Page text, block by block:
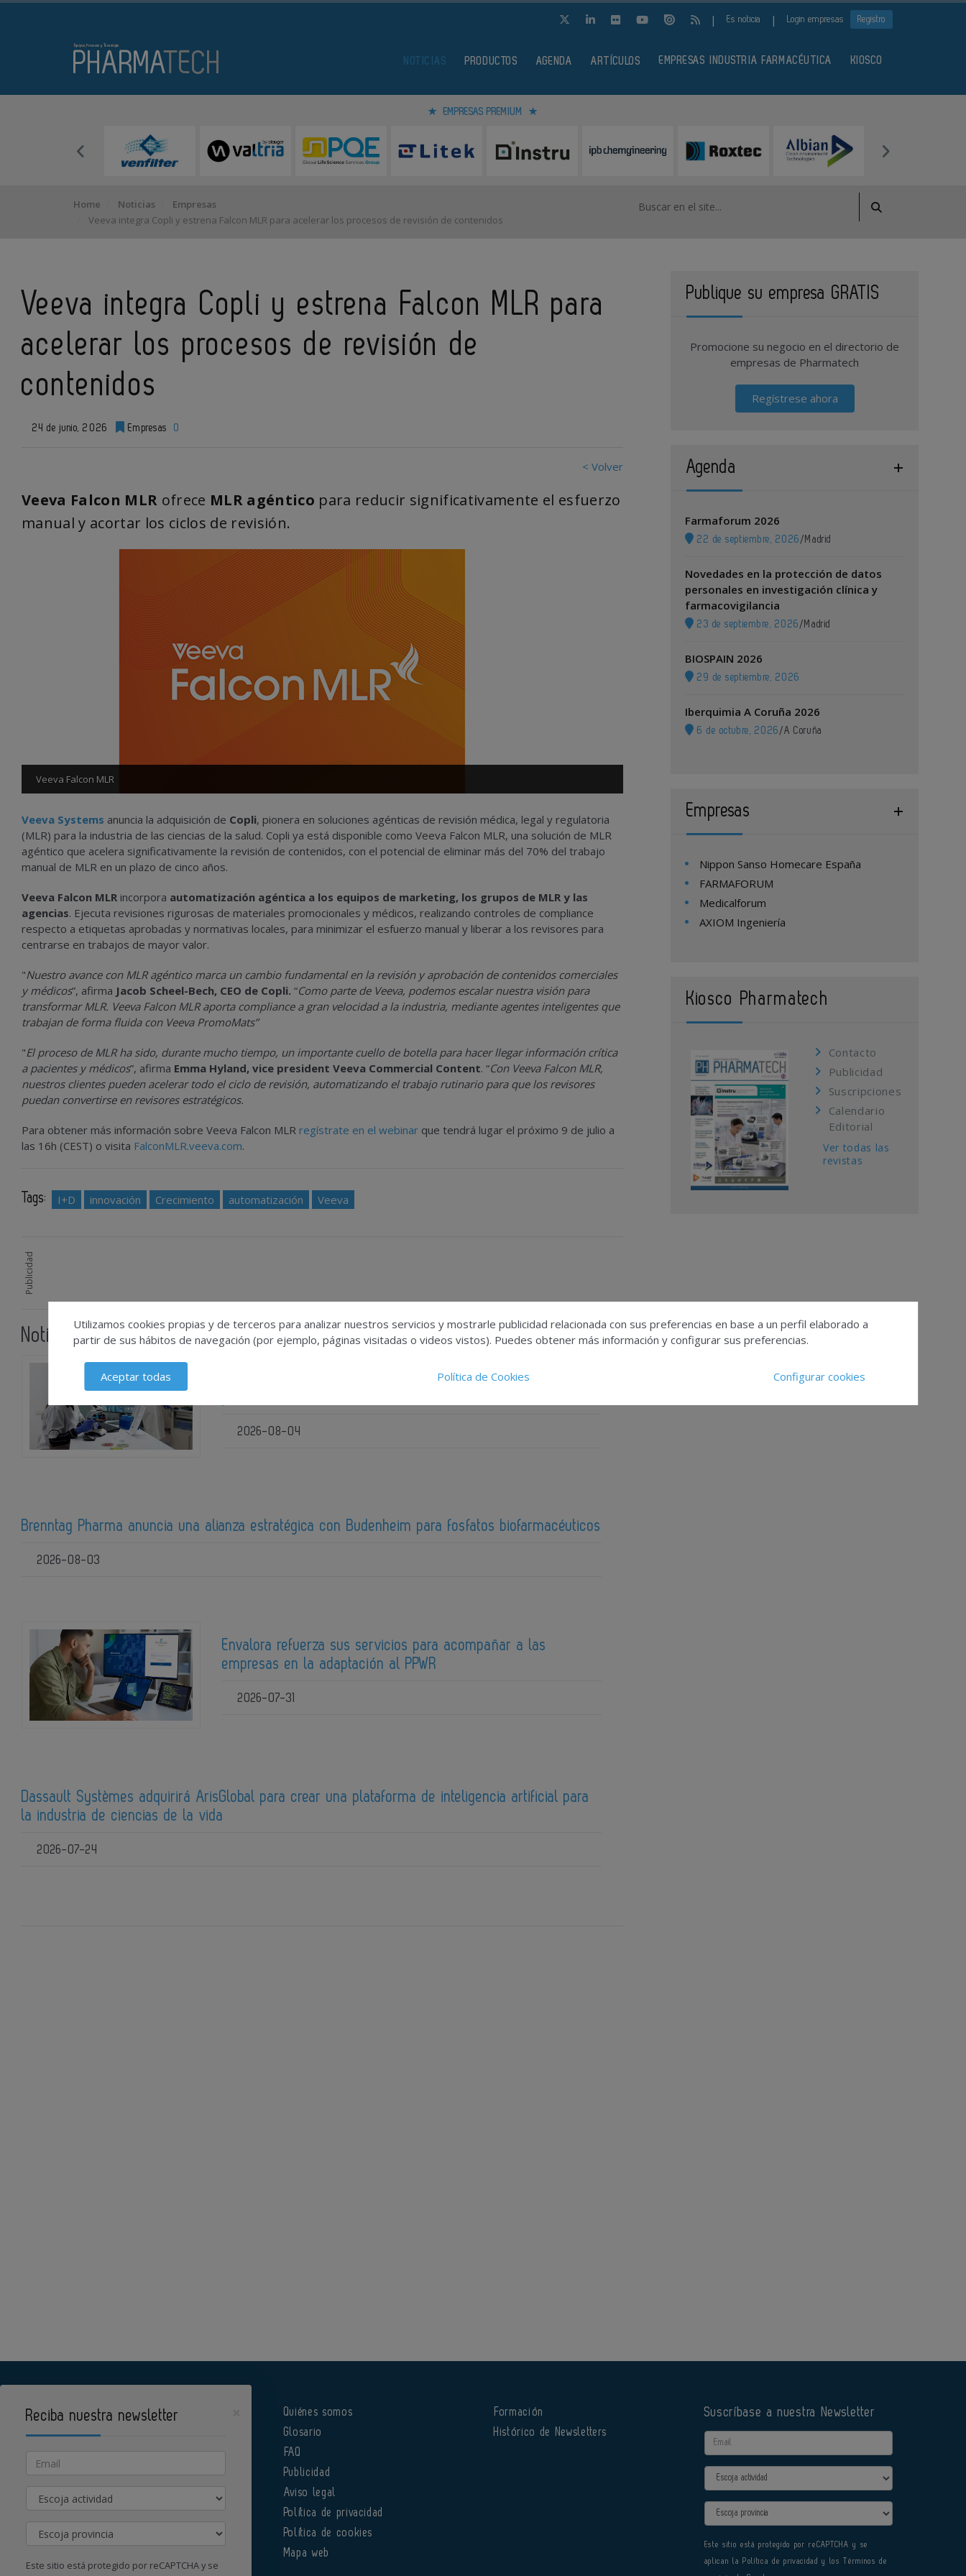
| Es noticia | Login empresas Registro
NOTICIAS PRODUCTOS AGENDA ARTÍCULOS EMPRESAS INDUSTRIA FARMACÉUTICA KIOSCO
EMPRESAS PREMIUM
Home Noticias
Empresas
Veeva integra Copli y estrena Falcon MLR para acelerar los procesos de revisión de contenidos
Veeva integra Copli y estrena Falcon MLR para
acelerar los procesos de revisión de
contenidos
24 de junio, 2026 Empresas 0
< Volver
Veeva Falcon MLR ofrece MLR agéntico para reducir significativamente el esfuerzo
manual y acortar los ciclos de revisión.
Veeva Falcon MLR
Veeva Systems anuncia la adquisición de Copli, pionera en soluciones agénticas de revisión médica, legal y regulatoria
(MLR) para la industria de las ciencias de la salud. Copli ya está disponible como Veeva Falcon MLR, una solución de MLR
agéntico que acelera significativamente la revisión de contenidos, con el potencial de eliminar más del 70% del trabajo
manual de MLR en un plazo de cinco años.
Veeva Falcon MLR incorpora automatización agéntica a los equipos de marketing, los grupos de MLR y las
agencias. Ejecuta revisiones rigurosas de materiales promocionales y médicos, realizando controles de compliance
respecto a etiquetas aprobadas y normativas locales, para minimizar el esfuerzo manual y liberar a los revisores para
centrarse en trabajos de mayor valor.
"Nuestro avance con MLR agéntico marca un cambio fundamental en la revisión y aprobación de contenidos comerciales
y médicos”, afirma Jacob Scheel-Bech, CEO de Copli. “Como parte de Veeva, podemos escalar nuestra visión para
transformar MLR. Veeva Falcon MLR aporta compliance a gran velocidad a la industria, mediante agentes inteligentes que
trabajan de forma fluida con Veeva PromoMats”
"El proceso de MLR ha sido, durante mucho tiempo, un importante cuello de botella para hacer llegar información crítica
a pacientes y médicos”, afirma Emma Hyland, vice president Veeva Commercial Content. “Con Veeva Falcon MLR,
nuestros clientes pueden acelerar todo el ciclo de revisión, automatizando el trabajo rutinario para que los revisores
puedan convertirse en revisores estratégicos.
Para obtener más información sobre Veeva Falcon MLR regístrate en el webinar que tendrá lugar el próximo 9 de julio a
las 16h (CEST) o visita FalconMLR.veeva.com.
Tags: I+D innovación Crecimiento automatización Veeva
Publicidad
Noticias relacionadas
Las terapias avanzadas obligan a redefinir la toxicología
2026-08-04
Brenntag Pharma anuncia una alianza estratégica con Budenheim para fosfatos biofarmacéuticos
2026-08-03
Envalora refuerza sus servicios para acompañar a las
empresas en la adaptación al PPWR
2026-07-31
Dassault Systèmes adquirirá ArisGlobal para crear una plataforma de inteligencia artificial para
la industria de ciencias de la vida
2026-07-24
Publique su empresa GRATIS
Promocione su negocio en el directorio de
empresas de Pharmatech
Regístrese ahora
Agenda
Farmaforum 2026
22 de septiembre, 2026 / Madrid
Novedades en la protección de datos
personales en investigación clínica y
farmacovigilancia
23 de septiembre, 2026 / Madrid
BIOSPAIN 2026
29 de septiembre, 2026
Iberquimia A Coruña 2026
6 de octubre, 2026 /A Coruña
Empresas
Nippon Sanso Homecare España
FARMAFORUM
Medicalforum
AXIOM Ingeniería
Kiosco Pharmatech
Contacto
Publicidad
Suscripciones
Calendario
Editorial
Ver todas las
revistas
Órgano institucional de la AEFI
Quiénes somos
Glosario
FAQ
Publicidad
Aviso legal
Política de privacidad
Política de cookies
Mapa web
Formación
Histórico de Newsletters
Suscríbase a nuestra Newsletter
Email
Actividad
Provincia
Este sitio está protegido por reCAPTCHA y se
aplican la Política de privacidad y los Términos de
Utilizamos cookies propias y de terceros para analizar nuestros servicios y mostrarle publicidad relacionada con sus preferencias en base a un perfil elaborado a
partir de sus hábitos de navegación (por ejemplo, páginas visitadas o videos vistos). Puedes obtener más información y configurar sus preferencias.
Aceptar todas Política de Cookies Configurar cookies
Reciba nuestra newsletter
Email
Actividad
Provincia
Este sitio está protegido por reCAPTCHA y se